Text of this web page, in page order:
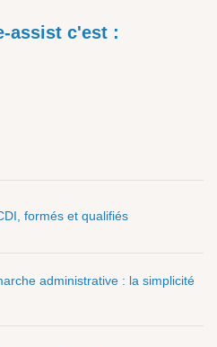
assist c'est :
formés et qualifiés
administrative : la simplicité